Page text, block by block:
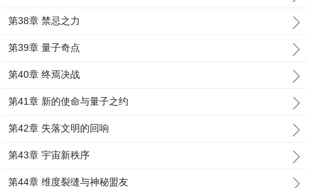
第38章 禁忌之力
第39章 量子奇点
第40章 终焉决战
第41章 新的使命与量子之约
第42章 失落文明的回响
第43章 宇宙新秩序
第44章 维度裂缝与神秘盟友